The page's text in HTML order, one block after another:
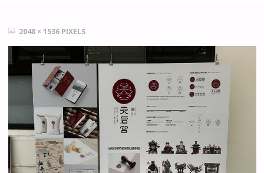
FULL2048 × 1536 PIXELS